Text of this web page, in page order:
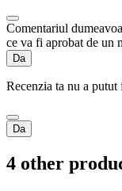
Comentariul
ce va fi aprobat de un
Da
Recenzia ta nu a putut
Da
4 other